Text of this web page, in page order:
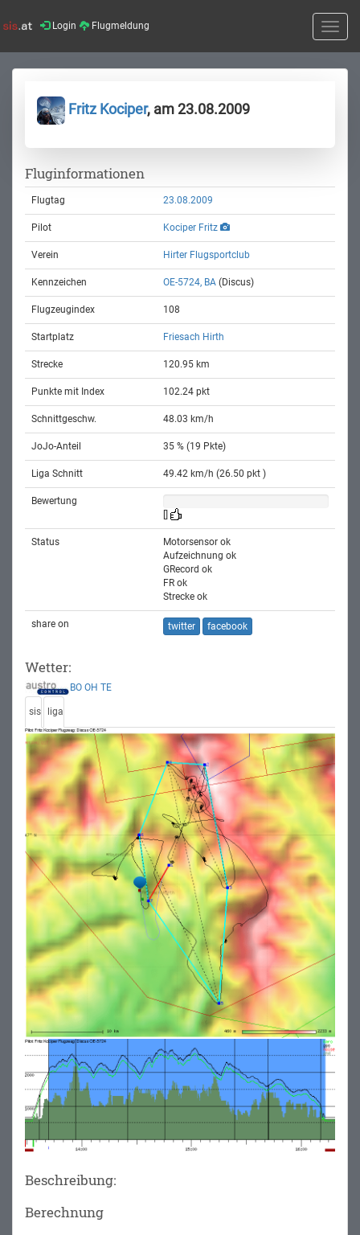
Login Flugmeldung
Toggle
Fritz Kociper, am 23.08.2009
Fluginformationen
Flugtag 23.08.2009
Pilot Kociper Fritz
Verein Hirter Flugsportclub
Kennzeichen OE-5724, BA (Discus)
Flugzeugindex 108
Startplatz Friesach Hirth
Strecke 120.95 km
Punkte mit Index 102.24 pkt
Schnittgeschw. 48.03 km/h
JoJo-Anteil 35 % (19 Pkte)
Liga Schnitt 49.42 km/h (26.50 pkt )
Bewertung
Status
Motorsensor ok
Aufzeichnung ok
GRecord ok
FR ok
Strecke ok
share on twitter facebook
Wetter:
BO OH TE
sis liga
Beschreibung:
Berechnung